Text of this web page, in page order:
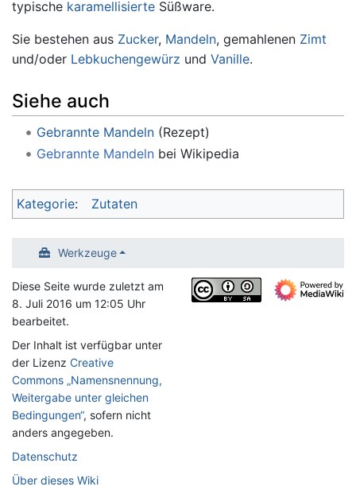
typische karamellisierte Süßware.
Sie bestehen aus Zucker, Mandeln, gemahlenen Zimt
und/oder Lebkuchengewürz und Vanille.
Siehe auch
Gebrannte Mandeln(Rezept)
Gebrannte Mandelnbei Wikipedia
Kategorie: Zutaten
Werkzeuge
Diese Seite wurde zuletzt am
8. Juli 2016 um 12:05 Uhr
bearbeitet.
Der Inhalt ist verfügbar unter
der Lizenz Creative
Commons „Namensnennung,
Weitergabe unter gleichen
Bedingungen“, sofern nicht
anders angegeben.
Datenschutz
Über dieses Wiki